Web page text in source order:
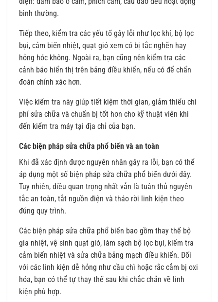
bình thường.
Tiếp theo, kiểm tra các yếu tố gây lỗi như lọc khí, bộ lọc
bụi, cảm biến nhiệt, quạt gió xem có bị tắc nghẽn hay
hỏng hóc không. Ngoài ra, bạn cũng nên kiểm tra các
cảnh báo hiển thị trên bảng điều khiển, nếu có để chẩn
đoán chính xác hơn.
Việc kiểm tra này giúp tiết kiệm thời gian, giảm thiểu chi
phí sửa chữa và chuẩn bị tốt hơn cho kỹ thuật viên khi
đến kiểm tra máy tại địa chỉ của bạn.
Các biện pháp sửa chữa phổ biến và an toàn
Khi đã xác định được nguyên nhân gây ra lỗi, bạn có thể
áp dụng một số biện pháp sửa chữa phổ biến dưới đây.
Tuy nhiên, điều quan trọng nhất vẫn là tuân thủ nguyên
tắc an toàn, tắt nguồn điện và tháo rời linh kiện theo
đúng quy trình.
Các biện pháp sửa chữa phổ biến bao gồm thay thế bộ
gia nhiệt, vệ sinh quạt gió, làm sạch bộ lọc bụi, kiểm tra
cảm biến nhiệt và sửa chữa bảng mạch điều khiển. Đối
với các linh kiện dễ hỏng như cầu chì hoặc rắc cắm bị oxi
hóa, bạn có thể tự thay thế sau khi chắc chắn về linh
kiện phù hợp.